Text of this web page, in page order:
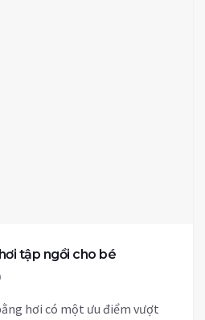
tập ngồi cho bé
hơi có một ưu điểm vượt